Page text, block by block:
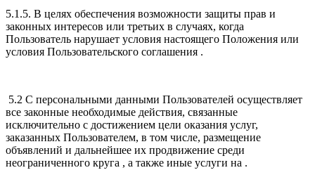
5.1.5. В целях обеспечения возможности защиты прав и
законных интересов или третьих в случаях, когда
Пользователь нарушает условия настоящего Положения или
условия Пользовательского соглашения .
5.2 С персональными данными Пользователей осуществляет
все законные необходимые действия, связанные
исключительно с достижением цели оказания услуг,
заказанных Пользователем, в том числе, размещение
объявлений и дальнейшее их продвижение среди
неограниченного круга , а также иные услуги на .